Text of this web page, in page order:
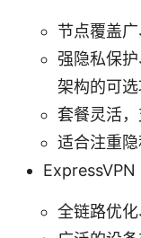
节点覆盖
强隐私保
架构的可
套餐灵活
适合注重
ExpressVPN
全链路优